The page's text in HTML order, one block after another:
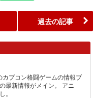
過去の記事
プコン格闘ゲームの情報ブ
最新情報がメイン。 アニ
。